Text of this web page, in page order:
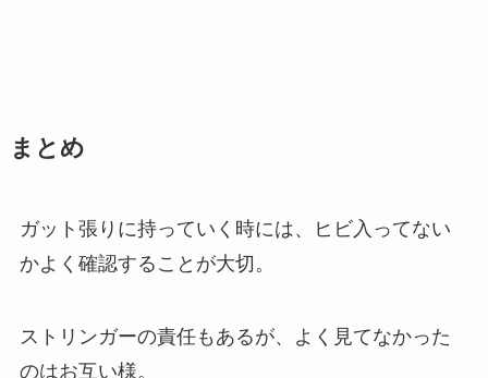
まとめ
ガット張りに持っていく時には、ヒビ入ってない
かよく確認することが大切。
ストリンガーの責任もあるが、よく見てなかった
のはお互い様。